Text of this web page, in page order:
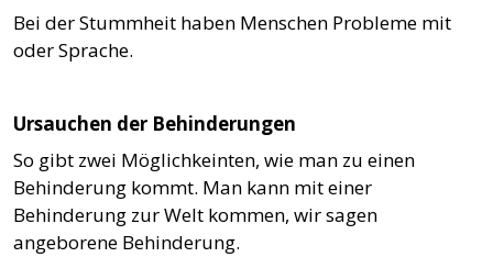
Bei der Stummheit haben Menschen Probleme mit
oder Sprache.
Ursauchen der Behinderungen
So gibt zwei Möglichkeinten, wie man zu einen
Behinderung kommt. Man kann mit einer
Behinderung zur Welt kommen, wir sagen
angeborene Behinderung.